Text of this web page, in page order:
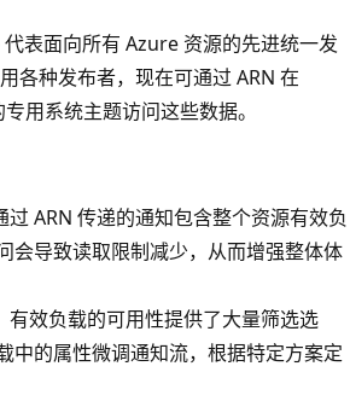
表面向所有 Azure 资源的先进统一发
各种发布者，现在可通过 ARN 在
用系统主题访问这些数据。
过 ARN 传递的通知包含整个资源有效负
会导致读取限制减少，从而增强整体体
有效负载的可用性提供了大量筛选选
中的属性微调通知流，根据特定方案定